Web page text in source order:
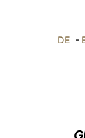
DE -